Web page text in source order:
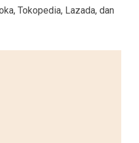
Tokopedia, Lazada, dan